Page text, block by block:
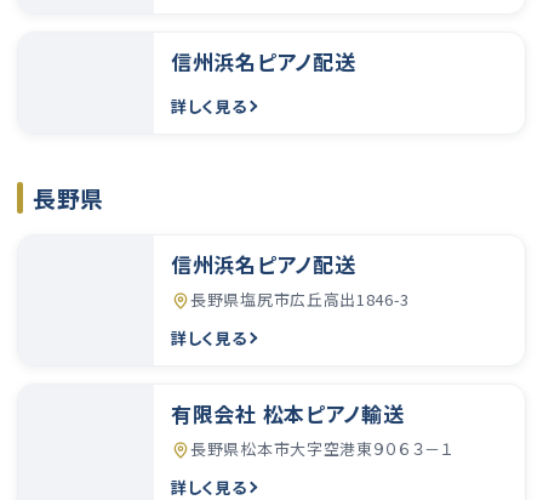
信州浜名ピアノ配送
詳しく見る
長野県
信州浜名ピアノ配送
長野県塩尻市広丘高出1846-3
詳しく見る
有限会社 松本ピアノ輸送
長野県松本市大字空港東９０６３－１
詳しく見る